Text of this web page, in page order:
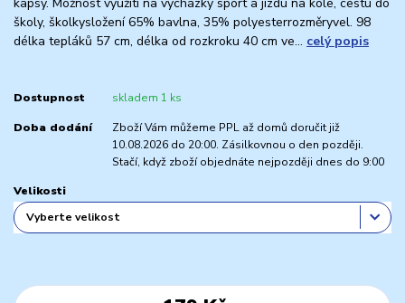
školy, školkysložení 65% bavlna, 35% polyesterrozměryvel. 98
délka tepláků 57 cm, délka od rozkroku 40 cm ve... celý popis
Dostupnost skladem 1 ks
Doba dodání
Zboží Vám můžeme PPL až domů doručit již
10.08.2026 do 20:00. Zásilkovnou o den později.
Stačí, když zboží objednáte nejpozději dnes do 9:00
Velikosti